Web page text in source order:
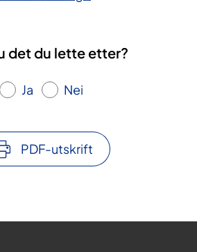
det du lette etter?
Ja Nei
PDF-utskrift